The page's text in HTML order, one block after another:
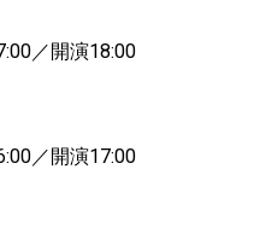
／開演18:00
／開演17:00